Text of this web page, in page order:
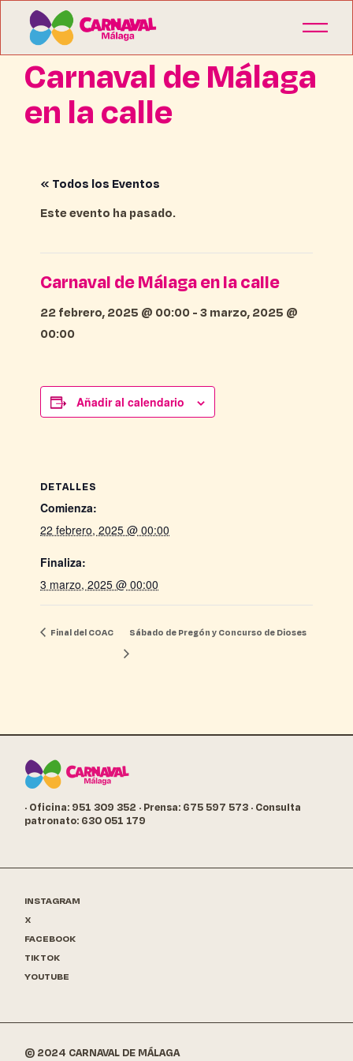
Carnaval de Málaga
en la calle
« Todos los Eventos
Este evento ha pasado.
Carnaval de Málaga en la calle
22 febrero, 2025 @ 00:00-3 marzo, 2025 @
00:00
Añadir al calendario
DETALLES
Comienza:
22 febrero, 2025 @ 00:00
Finaliza:
3 marzo, 2025 @ 00:00
Final del COAC Sábado de Pregón y Concurso de Dioses
· Oficina: 951 309 352 · Prensa: 675 597 573 · Consulta
patronato: 630 051 179
INSTAGRAM
X
FACEBOOK
TIKTOK
YOUTUBE
© 2024 CARNAVAL DE MÁLAGA